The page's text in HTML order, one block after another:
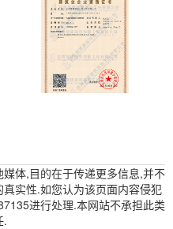
体,目的在于传递更多信息,并不
实性.如您认为该页面内容侵犯
进行处理.本网站不承担此类
.